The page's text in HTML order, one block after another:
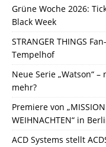
Grüne Woche 2026:
Black Week
STRANGER THINGS
Tempelhof
Neue Serie „Watson“
mehr?
Premiere von „MISSION
WEIHNACHTEN“ in
ACD Systems stellt